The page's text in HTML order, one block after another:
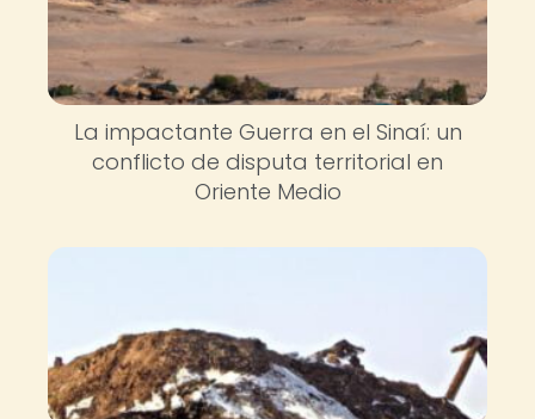
La impactante Guerra en el Sinaí: un
conflicto de disputa territorial en
Oriente Medio